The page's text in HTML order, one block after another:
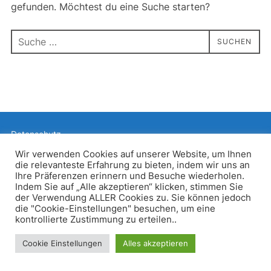
gefunden. Möchtest du eine Suche starten?
Suchen
nach:
SUCHEN
Datenschutz
Inspiro WordPress Theme von WPZOOM
Wir verwenden Cookies auf unserer Website, um Ihnen
die relevanteste Erfahrung zu bieten, indem wir uns an
Ihre Präferenzen erinnern und Besuche wiederholen.
Indem Sie auf „Alle akzeptieren“ klicken, stimmen Sie
der Verwendung ALLER Cookies zu. Sie können jedoch
die "Cookie-Einstellungen" besuchen, um eine
kontrollierte Zustimmung zu erteilen..
Cookie Einstellungen Alles akzeptieren